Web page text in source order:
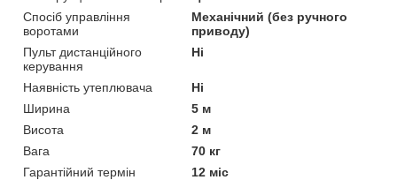
Спосіб управління
воротами
Механічний (без ручного
приводу)
Пульт дистанційного
керування
Ні
Наявність утеплювача
Ні
Ширина
5 м
Висота
2 м
Вага
70 кг
Гарантійний термін
12 міс